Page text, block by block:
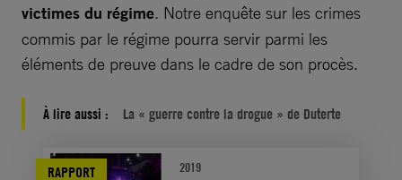
victimes du régime. Notre enquête sur les crimes
commis par le régime pourra servir parmi les
éléments de preuve dans le cadre de son procès.
À lire aussi : La « guerre contre la drogue » de Duterte
RAPPORT 2019